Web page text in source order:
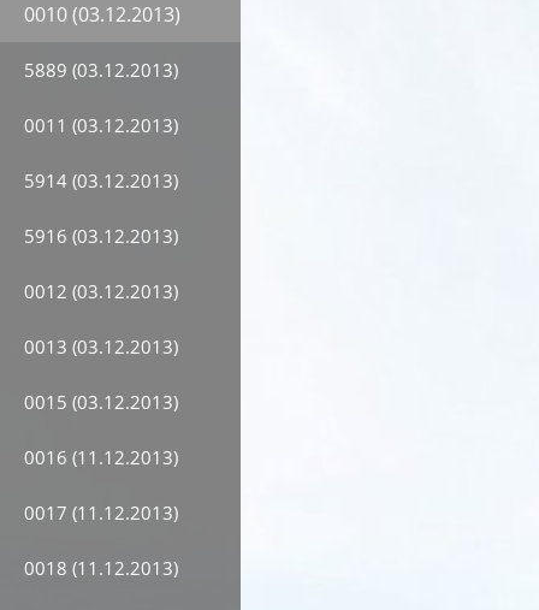
0010 (03.12.2013)
5889 (03.12.2013)
0011 (03.12.2013)
5914 (03.12.2013)
5916 (03.12.2013)
0012 (03.12.2013)
0013 (03.12.2013)
0015 (03.12.2013)
0016 (11.12.2013)
0017 (11.12.2013)
0018 (11.12.2013)